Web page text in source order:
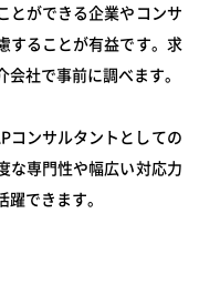
とができる企業やコンサ
することが有益です。求
社で事前に調べます。
コンサルタントとしての
な専門性や幅広い対応力
できます。